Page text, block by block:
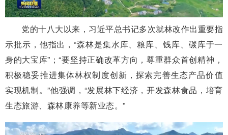
党的十八大以来，习近平总书记多次就林改作出重要指
示批示，他指出，“森林是集水库、粮库、钱库、碳库于一
身的大宝库”；“要坚持正确改革方向，尊重群众首创精神，
积极稳妥推进集体林权制度创新，探索完善生态产品价值
实现机制。”他强调，“发展林下经济，开发森林食品，培育
生态旅游、森林康养等新业态。”